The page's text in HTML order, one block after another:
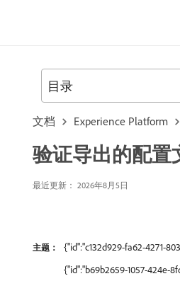
文档 Experience Platform
验证导出的配置
最近更新： 2026年8月5日
主题： {"id":"c132d929-fa62-4271-
{"id":"b69b2659-1057-424e-
目录